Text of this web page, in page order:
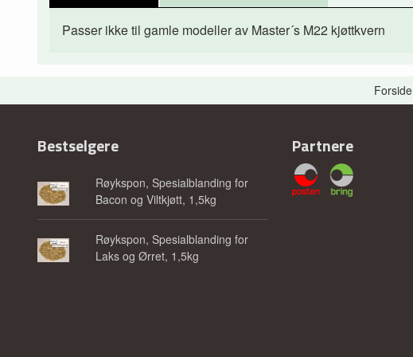
Passer ikke til gamle modeller av Master´s M22 kjøttkvern
Forside
Bestselgere
Røykspon, Spesialblanding for
Bacon og Viltkjøtt, 1,5kg
Røykspon, Spesialblanding for
Laks og Ørret, 1,5kg
Partnere